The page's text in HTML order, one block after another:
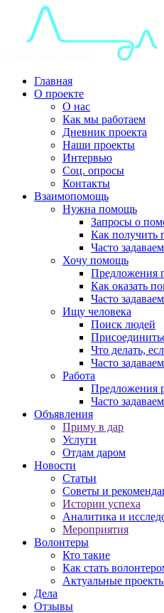
Главная
О проекте
О нас
Как мы работаем
Дневник проекта
Наши проекты
Интервью
Соц. опросы
Контакты
Взаимопомощь
Нужна помощь
Запросы о
Как получить
Часто
Хочу помощь
Предложения
Как оказать
Часто
Ищу человека
Поиск людей
Что делать,
Часто
Работа
Предложения
Часто
Объявления
Приму в дар
Услуги
Отдам даром
Новости
Статьи
Советы и
Истории успеха
Аналитика и
Мероприятия
Волонтеры
Кто такие
Как стать
Актуальные
Дела
Отзывы